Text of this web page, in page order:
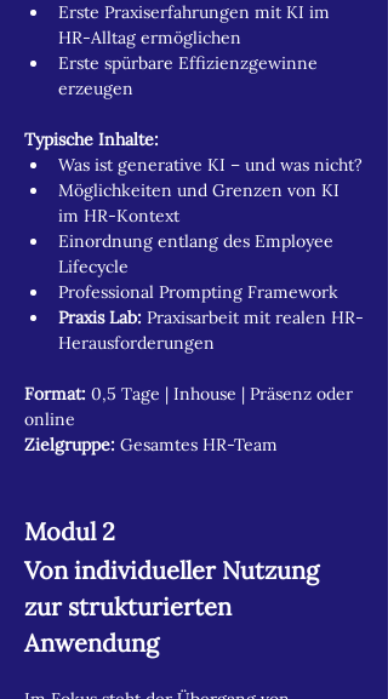
Erste Praxiserfahrungen mit KI im
HR-Alltag ermöglichen
Erste spürbare Effizienzgewinne
erzeugen
Typische Inhalte:
Was ist generative KI – und was nicht?
Möglichkeiten und Grenzen von KI
im HR-Kontext
Einordnung entlang des Employee
Lifecycle
Professional Prompting Framework
Praxis Lab: Praxisarbeit mit realen HR-
Herausforderungen
Format: 0,5 Tage | Inhouse | Präsenz oder
online
Zielgruppe: Gesamtes HR-Team
Modul 2
Von individueller Nutzung
zur strukturierten
Anwendung